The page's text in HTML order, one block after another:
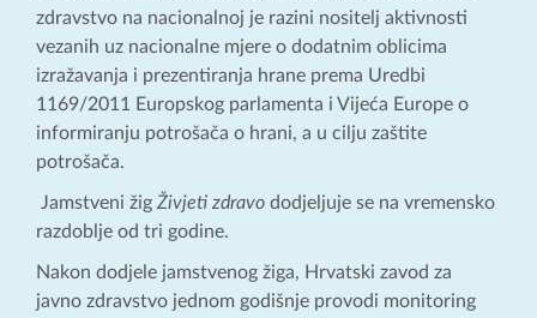
zdravstvo na nacionalnoj je razini nositelj aktivnosti
vezanih uz nacionalne mjere o dodatnim oblicima
izražavanja i prezentiranja hrane prema Uredbi
1169/2011 Europskog parlamenta i Vijeća Europe o
informiranju potrošača o hrani, a u cilju zaštite
potrošača.
Jamstveni žig Živjeti zdravo dodjeljuje se na vremensko
razdoblje od tri godine.
Nakon dodjele jamstvenog žiga, Hrvatski zavod za
javno zdravstvo jednom godišnje provodi monitoring